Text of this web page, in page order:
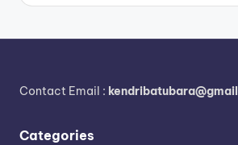
Contact Email :
Categories